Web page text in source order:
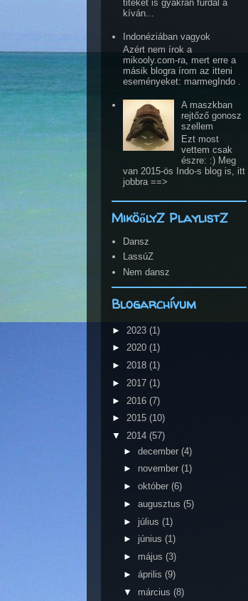
titeket is gyakran furdal a
kíván...
Indonéziában vagyok
Azért nem írok a
mikooly.com-ra, mert erre a
másik blogra írom az itteni
eseményeket: marmegIndo .
A maszkban
rejtőző gonosz
szellem
Ezt most
vettem csak
észre: :) Meg
van 2015-ös Indo-s blog is, itt
jobbra ==>
MiköőlyZ PlaylistZ
Dansz
LassúZ
Nem dansz
Blogarchívum
► 2023 (1)
► 2020 (1)
► 2018 (1)
► 2017 (1)
► 2016 (7)
► 2015 (10)
▼ 2014 (57)
► december (4)
► november (1)
► október (6)
► augusztus (5)
► július (1)
► június (1)
► május (3)
► április (9)
▼ március (8)